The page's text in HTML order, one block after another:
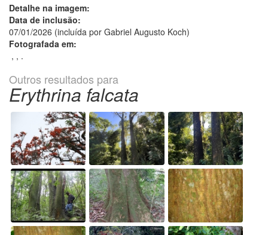
Detalhe na imagem:
Data de inclusão:
07/01/2026 (incluída por Gabriel Augusto Koch)
Fotografada em:
, , .
Outros resultados para
Erythrina falcata